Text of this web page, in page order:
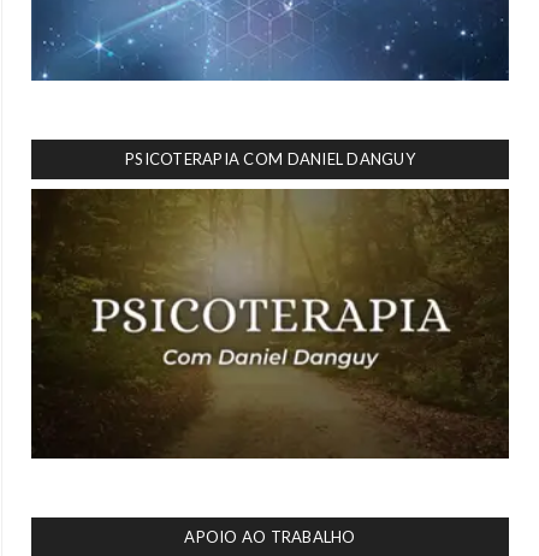
PSICOTERAPIA COM DANIEL DANGUY
APOIO AO TRABALHO